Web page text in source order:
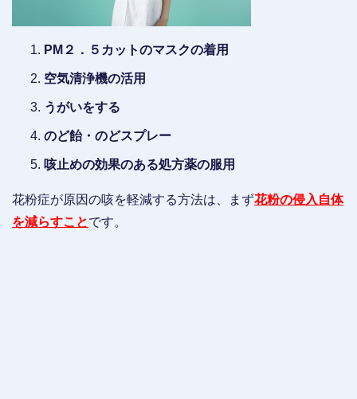
PM２．５カットのマスクの着用
空気清浄機の活用
うがいをする
のど飴・のどスプレー
咳止めの効果のある処方薬の服用
花粉症が原因の咳を軽減する方法は、まず花粉の侵入自体
を減らすことです。